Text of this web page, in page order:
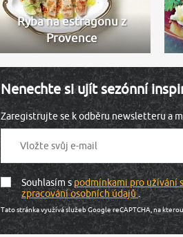
Ryba na estragonu z
Provence
Nenechte si ujít sezónní
Zaregistrujte se k odběru newsletteru a
Souhlasím spodmínkami pro užívání
zpracování osobních údajů.
Tato stránka využívá služeb Google reCAPTCHA, na